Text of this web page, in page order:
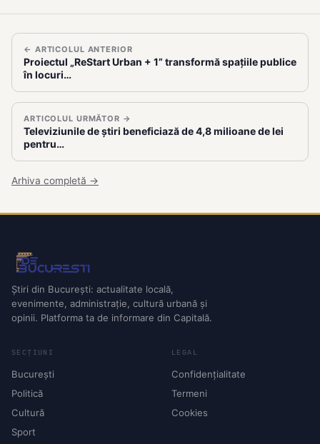
← ARTICOLUL ANTERIOR
Proiectul „ReStart Urban + 1” transformă spațiile publice
în locuri…
ARTICOLUL URMĂTOR →
Televiziunile de știri beneficiază de 4,8 milioane de lei
pentru…
Arhiva completă →
Știri din București: actualitate locală,
evenimente, administrație, cultură urbană și
opinii. Platforma ta de informare din Capitală.
SECȚIUNI
București
Politică
Cultură
Sport
LEGAL
Confidențialitate
Termeni
Cookies